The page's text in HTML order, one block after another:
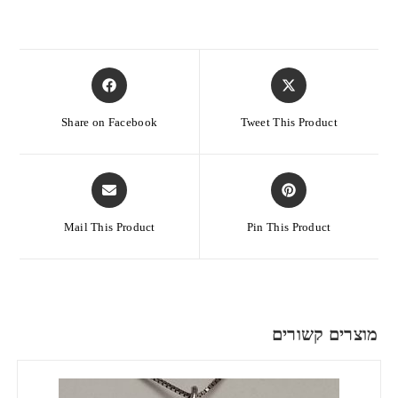
Tweet This Product
Share on Facebook
Pin This Product
Mail This Product
מוצרים קשורים